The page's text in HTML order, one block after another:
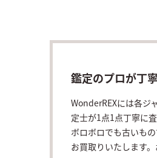
鑑定のプロが丁
WonderREXには各ジ
定士が1点1点丁寧に査
ボロボロでも古いも
お買取りいたします